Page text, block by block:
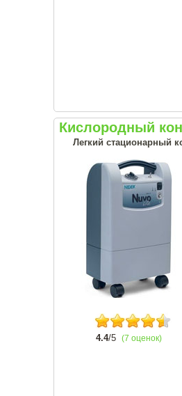
Кислородный
Легкий стационарный
4.4/5 (7 оценок)